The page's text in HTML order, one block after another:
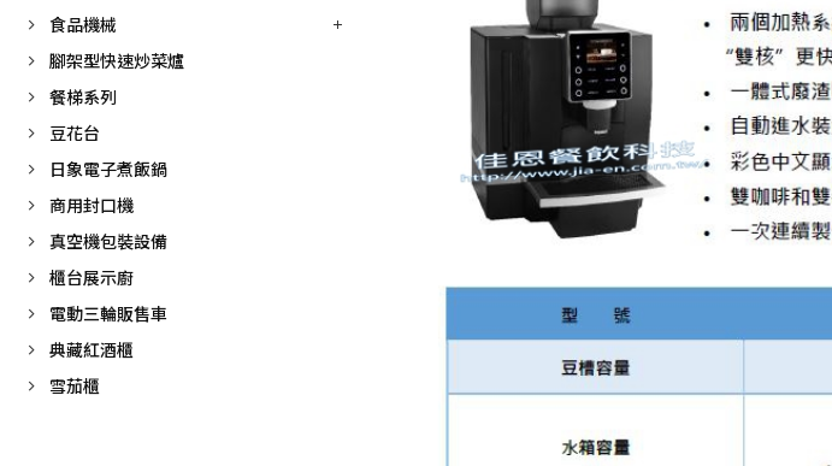
食品機械
腳架型快速炒菜爐
餐梯系列
豆花台
日象電子煮飯鍋
商用封口機
真空機包裝設備
櫃台展示廚
電動三輪販售車
典藏紅酒櫃
雪茄櫃